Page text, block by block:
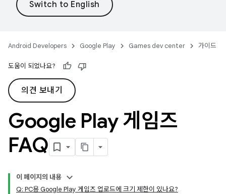
Android Developers Google Play Games dev center 가이드
도움이 되었나요?
의견 보내기
Google Play 게임즈
FAQ
이 페이지의 내용
Q: PC용 Google Play 게임즈 업로드에 크기 제한이 있나요?